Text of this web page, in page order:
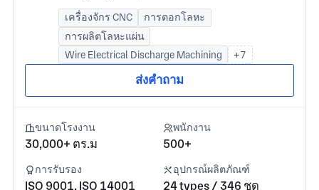
เครื่องจักร CNC
การตอกโลหะ
การผลิตโลหะแผ่น
Wire Electrical Discharge Machining
+7
ส่งคำถาม
ขนาดโรงงาน
30,000+ ตร.ม
พนักงาน
500+
การรับรอง
ISO 9001, ISO 14001
อุปกรณ์ผลิตภัณฑ์
24 types / 346 ชุด